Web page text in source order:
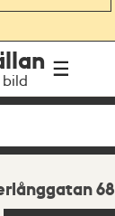
68